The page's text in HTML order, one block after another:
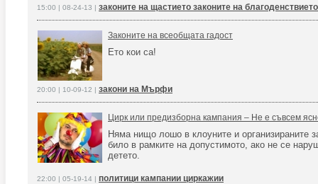
15:00 | 08-24-13 | законите на щастието законите на
Законите на всеобщата гадост
Ето кои са!
20:00 | 10-09-12 | закони на Мърфи
Цирк или предизборна кампания – Не е съвсем
Няма нищо лошо в клоуните и организираните
било в рамките на допустимото, ако не се
детето.
22:00 | 05-19-14 | политици кампании циркажии